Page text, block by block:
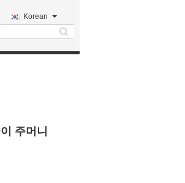
Korean
search
주머니